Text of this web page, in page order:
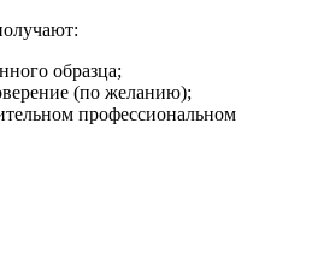
образца;
(по желанию);
профессиональном